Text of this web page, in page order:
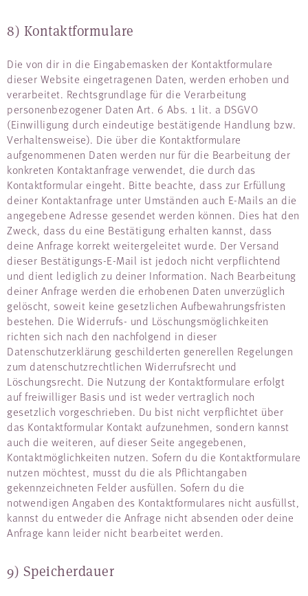
8) Kontaktformulare
Die von dir in die Eingabemasken der Kontaktformulare
dieser Website eingetragenen Daten, werden erhoben und
verarbeitet. Rechtsgrundlage für die Verarbeitung
personenbezogener Daten Art. 6 Abs. 1 lit. a DSGVO
(Einwilligung durch eindeutige bestätigende Handlung bzw.
Verhaltensweise). Die über die Kontaktformulare
aufgenommenen Daten werden nur für die Bearbeitung der
konkreten Kontaktanfrage verwendet, die durch das
Kontaktformular eingeht. Bitte beachte, dass zur Erfüllung
deiner Kontaktanfrage unter Umständen auch E-Mails an die
angegebene Adresse gesendet werden können. Dies hat den
Zweck, dass du eine Bestätigung erhalten kannst, dass
deine Anfrage korrekt weitergeleitet wurde. Der Versand
dieser Bestätigungs-E-Mail ist jedoch nicht verpflichtend
und dient lediglich zu deiner Information. Nach Bearbeitung
deiner Anfrage werden die erhobenen Daten unverzüglich
gelöscht, soweit keine gesetzlichen Aufbewahrungsfristen
bestehen. Die Widerrufs- und Löschungsmöglichkeiten
richten sich nach den nachfolgend in dieser
Datenschutzerklärung geschilderten generellen Regelungen
zum datenschutzrechtlichen Widerrufsrecht und
Löschungsrecht. Die Nutzung der Kontaktformulare erfolgt
auf freiwilliger Basis und ist weder vertraglich noch
gesetzlich vorgeschrieben. Du bist nicht verpflichtet über
das Kontaktformular Kontakt aufzunehmen, sondern kannst
auch die weiteren, auf dieser Seite angegebenen,
Kontaktmöglichkeiten nutzen. Sofern du die Kontaktformulare
nutzen möchtest, musst du die als Pflichtangaben
gekennzeichneten Felder ausfüllen. Sofern du die
notwendigen Angaben des Kontaktformulares nicht ausfüllst,
kannst du entweder die Anfrage nicht absenden oder deine
Anfrage kann leider nicht bearbeitet werden.
9) Speicherdauer